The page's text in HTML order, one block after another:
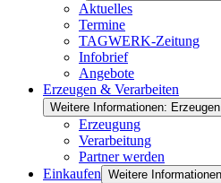
Aktuelles
Termine
TAGWERK-Zeitung
Infobrief
Angebote
Erzeugen & Verarbeiten
Weitere Informationen:
Erzeugung
Verarbeitung
Partner werden
Einkaufen Weitere